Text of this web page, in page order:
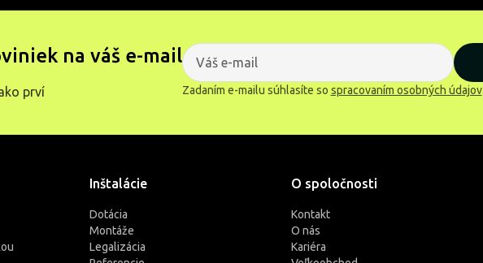
na váš e-mail
prví Zadaním e-mailu súhlasíte so spracovaním osobných údajov
Inštalácie
Dotácia
Montáže
Legalizácia
O spoločnosti
Kontakt
O nás
Kariéra